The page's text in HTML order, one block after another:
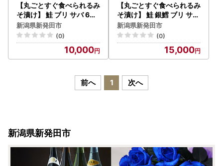
【丸ごとすぐ食べられるみ
そ漬け】 鮭 ブリ サバ 6パ
ック 魚 丸ごと 簡単調理 レ
トルト食品 魚パック 焼き
魚 味噌漬け お取り寄せ 海
産物 惣菜 手軽 サケ さば
鯖 味噌 備蓄 非常食 湯煎調
新潟県 新発田 魚介 sasaki
新潟県新発田市
(0)
10,000
【丸ごとすぐ食べられるみ
そ漬け】 鮭 銀鱈 ブリ サバ
8パック 魚 丸ごと 簡単調
理 レトルト食品 魚パック
焼き魚 味噌漬け お取り寄
せ 海産物 惣菜 手軽 サケ
タラ さば 鯖 味噌 備蓄 非
フト プレゼント 産地直送
佐々木食品 新潟県 新発田
新潟県新発田市
(0)
15,000
前へ 1 次へ
新潟県新発田市